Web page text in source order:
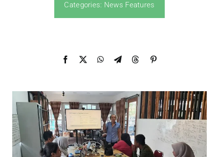
Categories: News Features